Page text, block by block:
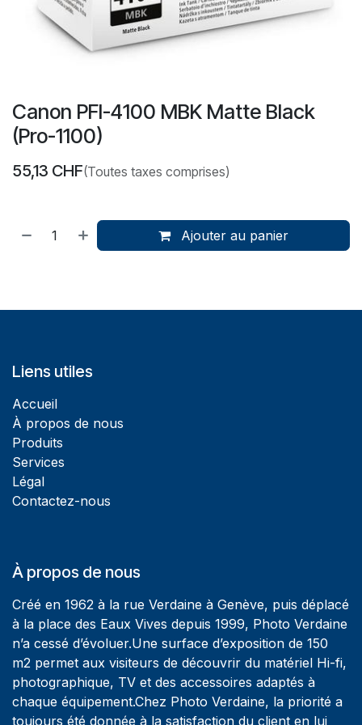
Canon PFI-4100 MBK Matte Black
(Pro-1100)
55,13 CHF(Toutes taxes comprises)
Ajouter au panier
Liens utiles
Accueil
À propos de nous
Produits
Services
Légal
Contactez-nous
À propos de nous
Créé en 1962 à la rue Verdaine à Genève, puis déplacé
à la place des Eaux Vives depuis 1999, Photo Verdaine
n’a cessé d’évoluer.Une surface d’exposition de 150
m2 permet aux visiteurs de découvrir du matériel Hi-fi,
photographique, TV et des accessoires adaptés à
chaque équipement.Chez Photo Verdaine, la priorité a
toujours été donnée à la satisfaction du client en lui